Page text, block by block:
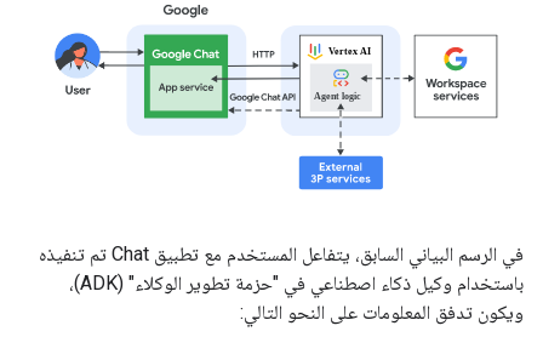
في الرسم البياني السابق، يتفاعل المستخدم مع تطبيق Chat تم تنفيذه
باستخدام وكيل ذكاء اصطناعي في "حزمة تطوير الوكلاء" (ADK)،
ويكون تدفق المعلومات على النحو التالي: